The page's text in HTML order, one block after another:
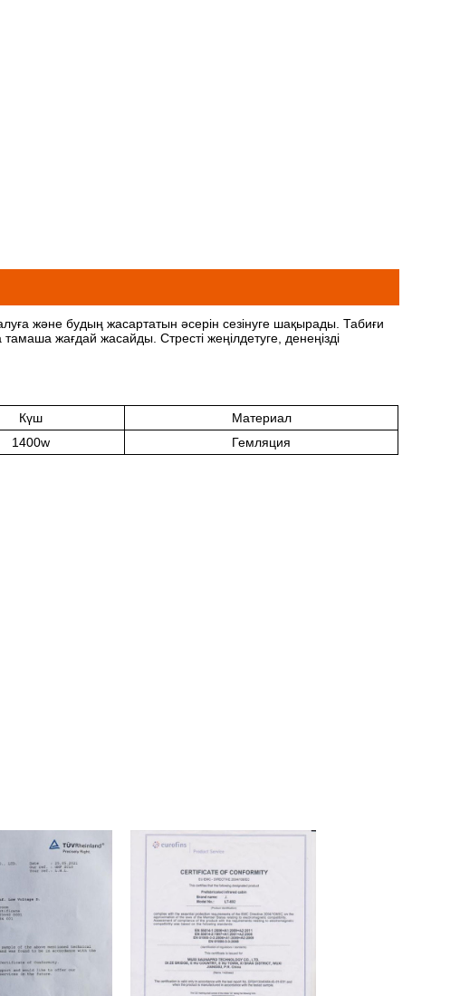
және будың жасартатын әсерін сезінуге шақырады. Табиғи
жағдай жасайды. Стресті жеңілдетуге, денеңізді
Күш
Материал
1400w Гемляция